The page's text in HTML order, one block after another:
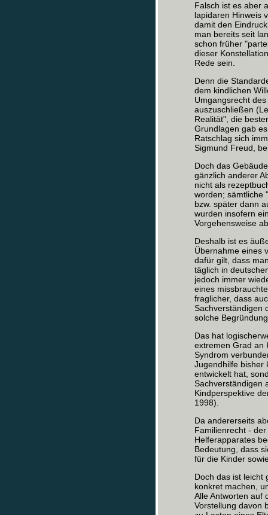
Falsch ist es aber
lapidaren Hinweis
damit den
man bereits seit
schon früher
dieser
Rede sein.
Denn die
dem kindlichen
Umgangsrecht
auszuschließen
Realität", die
Grundlagen gab
Ratschlag sich
Sigmund Freud,
Doch das
gänzlich anderer
nicht als
worden; sämtliche
bzw. später dann
wurden insofern
Vorgehensweise
Deshalb ist es
Übernahme eines
dafür gilt, dass
täglich in
jedoch immer
eines
fraglicher, dass
Sachverständigen
solche
Das hat
extremen Grad an
Syndrom
Jugendhilfe bisher
entwickelt hat,
Sachverständigen
Kindperspektive
1998).
Da andererseits
Familienrecht -
Helferapparates
Bedeutung, dass
für die Kinder
Doch das ist leicht
konkret machen,
Alle Antworten auf
Vorstellung davon